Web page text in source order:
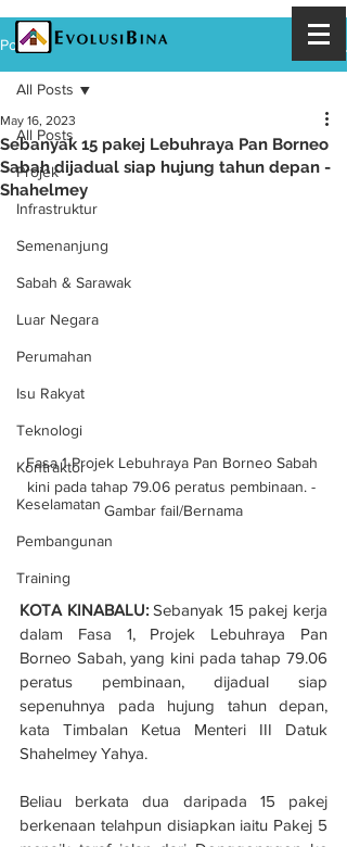
Post
All Posts
Projek
Infrastruktur
Semenanjung
Sabah & Sarawak
Luar Negara
Perumahan
Isu Rakyat
Teknologi
Kontraktor
Keselamatan
Pembangunan
Training
All Posts
Sebanyak 15 pakej Lebuhraya Pan Borneo
Sabah dijadual siap hujung tahun depan -
Shahelmey
May 16, 2023
Fasa 1 Projek Lebuhraya Pan Borneo Sabah
kini pada tahap 79.06 peratus pembinaan. -
Gambar fail/Bernama
KOTA KINABALU: Sebanyak 15 pakej kerja
dalam Fasa 1, Projek Lebuhraya Pan
Borneo Sabah, yang kini pada tahap 79.06
peratus pembinaan, dijadual siap
sepenuhnya pada hujung tahun depan,
kata Timbalan Ketua Menteri III Datuk
Shahelmey Yahya.
Beliau berkata dua daripada 15 pakej
berkenaan telahpun disiapkan iaitu Pakej 5